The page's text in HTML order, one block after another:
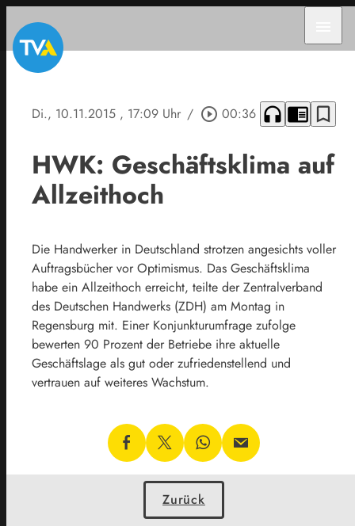
Di., 10.11.2015 , 17:09 Uhr / play_circle_outline 00:36 headphones chrome_reader_mode bookmark_border
HWK: Geschäftsklima auf
Allzeithoch
Die Handwerker in Deutschland strotzen angesichts voller
Auftragsbücher vor Optimismus. Das Geschäftsklima
habe ein Allzeithoch erreicht, teilte der Zentralverband
des Deutschen Handwerks (ZDH) am Montag in
Regensburg mit. Einer Konjunkturumfrage zufolge
bewerten 90 Prozent der Betriebe ihre aktuelle
Geschäftslage als gut oder zufriedenstellend und
vertrauen auf weiteres Wachstum.
Zurück